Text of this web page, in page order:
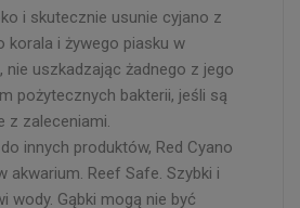
i skutecznie usunie cyjano z
korala i żywego piasku w
nie uszkadzając żadnego z jego
pożytecznych bakterii, jeśli są
z zaleceniami.
innych produktów, Red Cyano
akwarium. Reef Safe. Szybki i
wody. Gąbki mogą nie być